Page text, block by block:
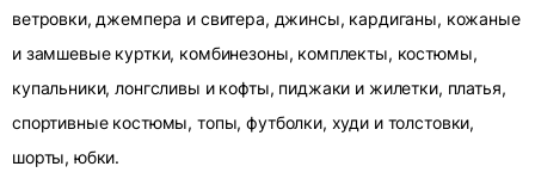
ветровки, джемпера и свитера, джинсы, кардиганы, кожаные
и замшевые куртки, комбинезоны, комплекты, костюмы,
купальники, лонгсливы и кофты, пиджаки и жилетки, платья,
спортивные костюмы, топы, футболки, худи и толстовки,
шорты, юбки.